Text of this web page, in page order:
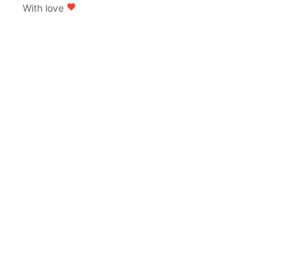
With love favorite